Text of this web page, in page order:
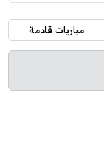
مباريات قادمة